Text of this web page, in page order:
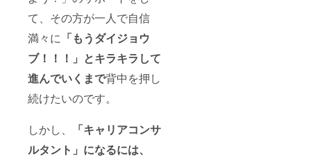
て、その方が一人で自信
満々に 「もうダイジョウ
ブ！！！」とキラキラして
進んでいくまで背中を押し
続けたいのです。
しかし、
「キャリアコンサ
ルタント」になるには、